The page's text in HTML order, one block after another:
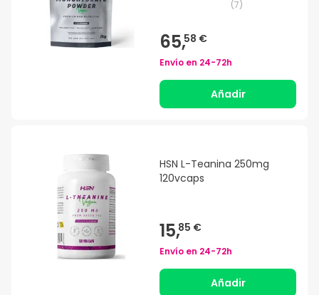
(7)
65,58 €
Envío en 24-72h
Añadir
HSN L-Teanina 250mg
120vcaps
15,85 €
Envío en 24-72h
Añadir